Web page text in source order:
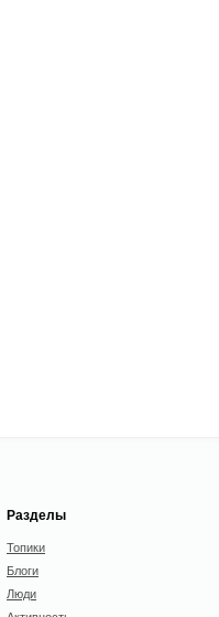
Разделы
Топики
Блоги
Люди